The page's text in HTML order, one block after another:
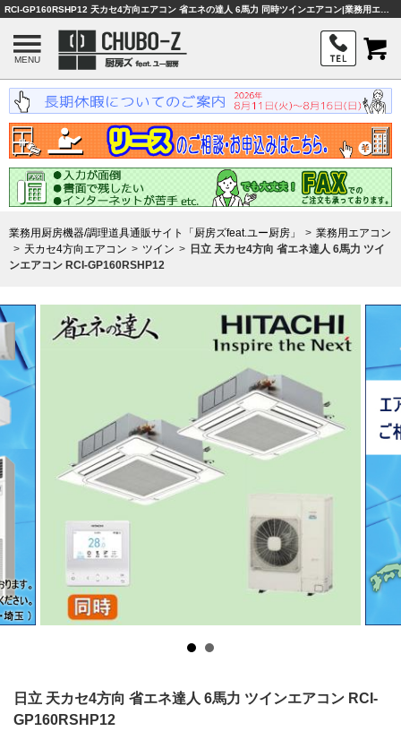
MENU
業務用厨房機器/調理道具通販サイト「厨房ズfeat.ユー厨房」
業務用エアコン
天カセ4方向エアコン
ツイン
日立 天カセ4方向 省エネ達人 6馬力 ツイ
ンエアコン RCI-GP160RSHP12
日立 天カセ4方向 省エネ達人 6馬力 ツインエアコン RCI-
GP160RSHP12